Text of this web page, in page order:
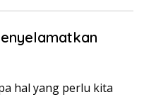
hal yang perlu kita